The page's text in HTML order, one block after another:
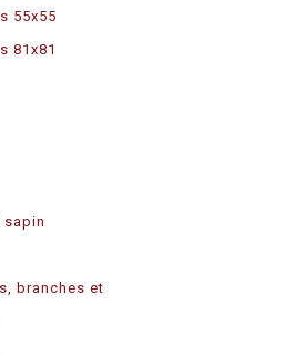
55x55
81x81
sapin
branches et